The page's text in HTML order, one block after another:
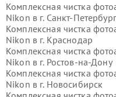
Комплексная чистка
Nikon в г. Санкт-Петербург
Комплексная чистка
Nikon в г. Краснодар
Комплексная чистка
Nikon в г. Ростов-на-Дону
Комплексная чистка
Nikon в г. Новосибирск